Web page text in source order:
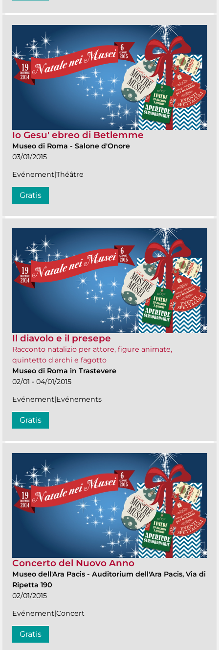
Io Gesu' ebreo di Betlemme
Museo di Roma - Salone d'Onore
03/01/2015
Evénement|Théâtre
Gratis
Il diavolo e il presepe
Racconto natalizio per attore, figure animate,
quintetto d'archi e fagotto
Museo di Roma in Trastevere
02/01 - 04/01/2015
Evénement|Evénements
Gratis
Concerto del Nuovo Anno
Museo dell'Ara Pacis - Auditorium dell'Ara Pacis, Via di
Ripetta 190
02/01/2015
Evénement|Concert
Gratis